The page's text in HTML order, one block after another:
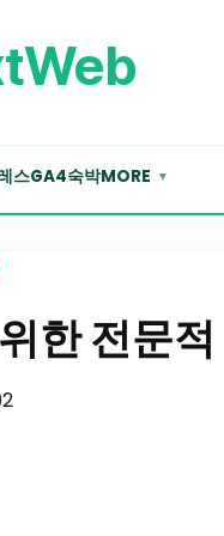
스GA4숙박MORE ▼
한 전문